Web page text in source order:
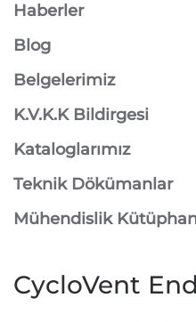
Haberler
Blog
Belgelerimiz
K.V.K.K Bildirgesi
Kataloglarımız
Teknik Dökümanlar
Mühendislik
CycloVent